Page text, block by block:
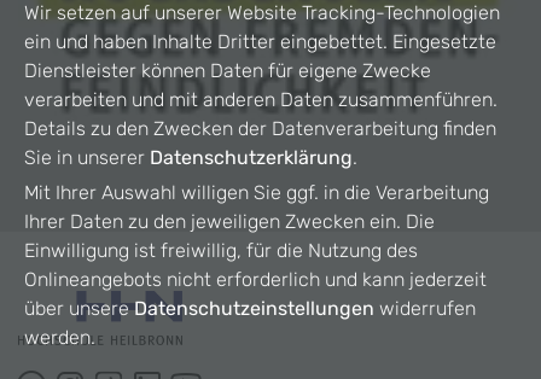
Wir setzen auf unserer Website Tracking-Technologien
ein und haben Inhalte Dritter eingebettet. Eingesetzte
Dienstleister können Daten für eigene Zwecke
verarbeiten und mit anderen Daten zusammenführen.
Details zu den Zwecken der Datenverarbeitung finden
Sie in unserer Datenschutzerklärung.
Mit Ihrer Auswahl willigen Sie ggf. in die Verarbeitung
Ihrer Daten zu den jeweiligen Zwecken ein. Die
Einwilligung ist freiwillig, für die Nutzung des
Onlineangebots nicht erforderlich und kann jederzeit
über unsereDatenschutzeinstellungen widerrufen
werden.